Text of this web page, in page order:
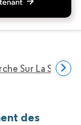
Sur La Santé
des